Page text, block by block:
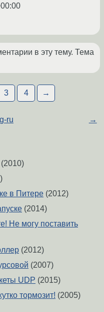
в эту тему. Тема
3 4 →
ru →
(2010)
в Питере (2012)
(2014)
Не могу поставить
(2012)
(2007)
UDP (2015)
тормозит! (2005)